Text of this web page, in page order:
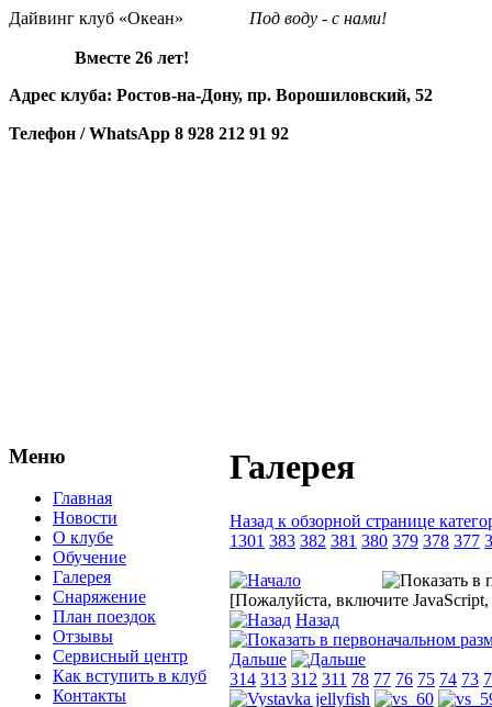
Дайвинг клуб «Океан» Под воду - с нами!
Вместе 26 лет!
Адрес клуба: Ростов-на-Дону, пр. Ворошиловский, 52
Телефон / WhatsApp 8 928 212 91 92
Меню
Главная
Новости
О клубе
Обучение
Галерея
Снаряжение
План поездок
Отзывы
Сервисный центр
Как вступить в клуб
Контакты
Галерея
Назад к обзорной странице
1301 383 382 381 380 379 378 377
[Пожалуйста, включите
Назад
Дальше
314 313 312 311 78 77 76 75 74 73